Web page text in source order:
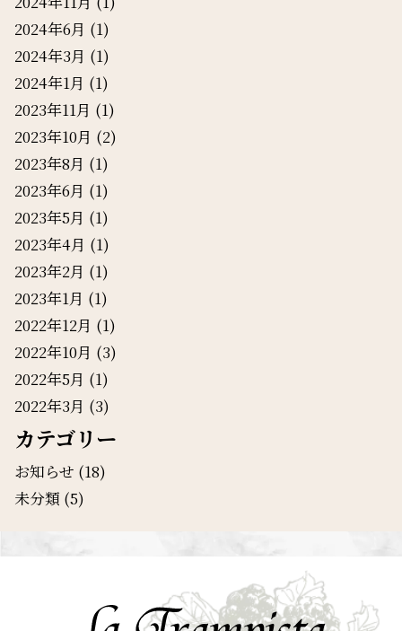
2024年6月 (1)
2024年3月 (1)
2024年1月 (1)
2023年11月 (1)
2023年10月 (2)
2023年8月 (1)
2023年6月 (1)
2023年5月 (1)
2023年4月 (1)
2023年2月 (1)
2023年1月 (1)
2022年12月 (1)
2022年10月 (3)
2022年5月 (1)
2022年3月 (3)
カテゴリー
お知らせ (18)
未分類 (5)